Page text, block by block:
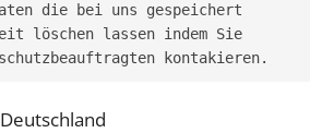
die bei uns gespeichert
löschen lassen indem Sie
kontakieren.